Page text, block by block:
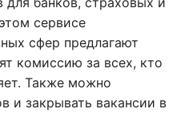
сервисе
сфер предлагают
комиссию за всех, кто
Также можно
и закрывать вакансии в